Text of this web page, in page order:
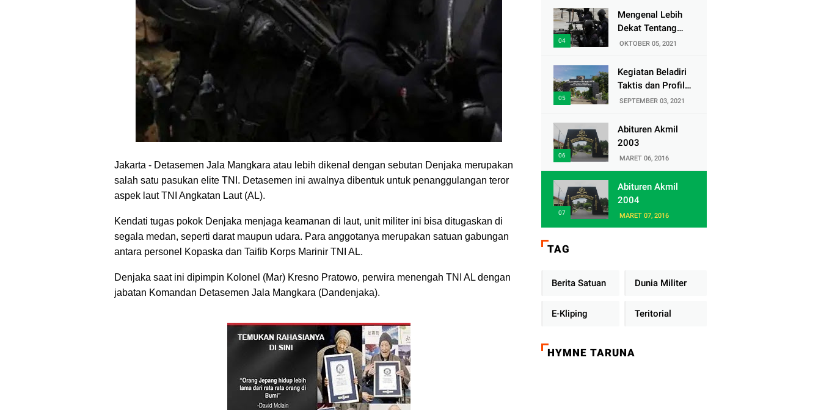
Jakarta - Detasemen Jala Mangkara atau lebih dikenal dengan sebutan Denjaka merupakan
salah satu pasukan elite TNI. Detasemen ini awalnya dibentuk untuk penanggulangan teror
aspek laut TNI Angkatan Laut (AL).
Kendati tugas pokok Denjaka menjaga keamanan di laut, unit militer ini bisa ditugaskan di
segala medan, seperti darat maupun udara. Para anggotanya merupakan satuan gabungan
antara personel Kopaska dan Taifib Korps Marinir TNI AL.
Denjaka saat ini dipimpin Kolonel (Mar) Kresno Pratowo, perwira menengah TNI AL dengan
jabatan Komandan Detasemen Jala Mangkara (Dandenjaka).
Mengenal Lebih
Dekat Tentang
Pasukan Elite
OKTOBER 05, 2021
Kegiatan Beladiri
Taktis dan Profil
Satuan Yonif
SEPTEMBER 03, 2021
Abituren Akmil
2003
MARET 06, 2016
Abituren Akmil
2004
MARET 07, 2016
TAG
Berita Satuan Dunia Militer
E-Kliping Teritorial
HYMNE TARUNA